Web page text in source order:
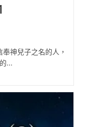
神兒子之名的人，
...